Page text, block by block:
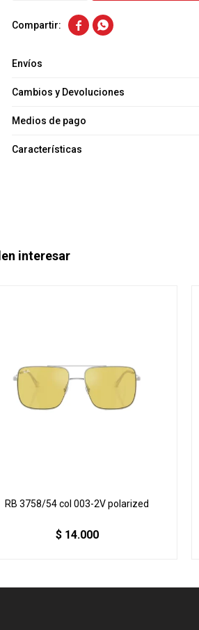
 
Envíos
Cambios y Devoluciones
Medios de pago
Características
interesar
RB 3758/54 col 003-2V polarized
$ 14.000